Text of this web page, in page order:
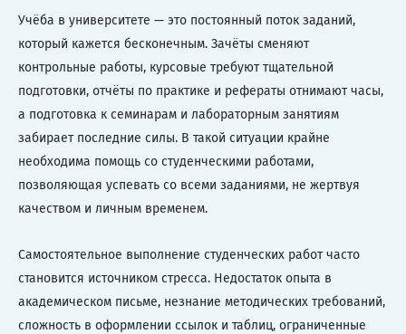
Учёба в университете — это постоянный поток заданий,
который кажется бесконечным. Зачёты сменяют
контрольные работы, курсовые требуют тщательной
подготовки, отчёты по практике и рефераты отнимают часы,
а подготовка к семинарам и лабораторным занятиям
забирает последние силы. В такой ситуации крайне
необходима помощь со студенческими работами,
позволяющая успевать со всеми заданиями, не жертвуя
качеством и личным временем.
Самостоятельное выполнение студенческих работ часто
становится источником стресса. Недостаток опыта в
академическом письме, незнание методических требований,
сложность в оформлении ссылок и таблиц, ограниченные